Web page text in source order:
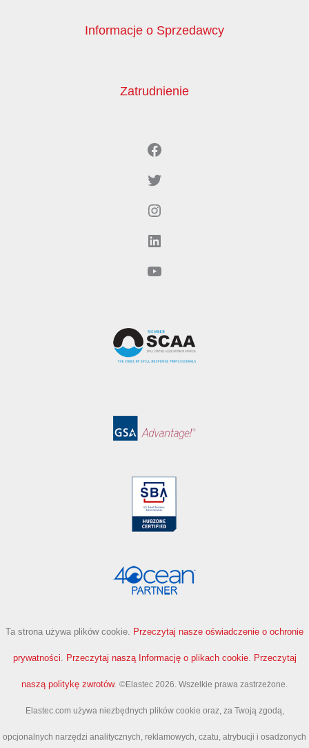
Informacje o Sprzedawcy
Zatrudnienie
Facebook
Twitter
Instagram
LinkedIn
YouTube
Ta strona używa plików cookie. Przeczytaj nasze oświadczenie o ochronie
prywatności. Przeczytaj naszą Informację o plikach cookie. Przeczytaj
naszą politykę zwrotów. ©Elastec 2026. Wszelkie prawa zastrzeżone.
Elastec.com używa niezbędnych plików cookie oraz, za Twoją zgodą,
opcjonalnych narzędzi analitycznych, reklamowych, czatu, atrybucji i osadzonych